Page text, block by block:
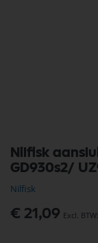
Nilfisk
GD930s2/
Nilfisk
€ 21,09
naar
het
van
de
afbeeldingen-